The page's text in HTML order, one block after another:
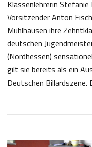
Klassenlehrerin
Vorsitzender Anton
Mühlhausen ihre
deutschen
(Nordhessen)
gilt sie bereits als ein
Deutschen Billardszene.
5
1
a
i